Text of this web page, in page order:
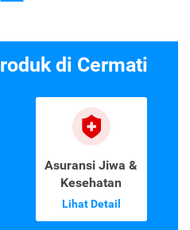
di Cermati
Asuransi Jiwa &
Kesehatan
Lihat Detail